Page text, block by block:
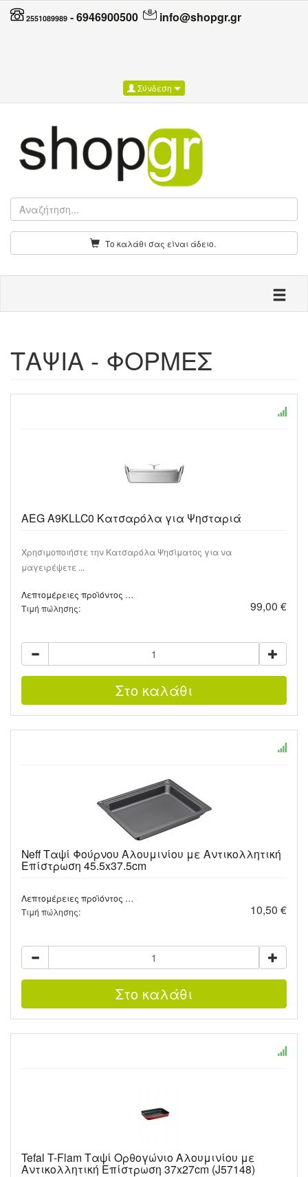
2551089989 -6946900500 info@shopgr.gr
Σύνδεση
Το καλάθι σας είναι άδειο.
Toggle
ΤΑΨΙΑ - ΦΟΡΜΕΣ
AEG A9KLLC0 Κατσαρόλα για Ψησταριά
Χρησιμοποιήστε την Κατσαρόλα Ψησίματος για να
μαγειρέψετε ...
Λεπτομέρειες προϊόντος …
Τιμή πώλησης:
99,00 €
Neff Ταψί Φούρνου Αλουμινίου με Αντικολλητική
Επίστρωση 45.5x37.5cm
Λεπτομέρειες προϊόντος …
Τιμή πώλησης:
10,50 €
Tefal T-Flam Ταψί Ορθογώνιο Αλουμινίου με
Αντικολλητική Επίστρωση 37x27cm (J57148)